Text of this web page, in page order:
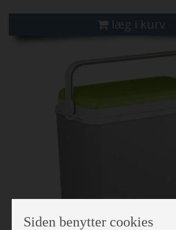
læg i kurv
Siden benytter cookies